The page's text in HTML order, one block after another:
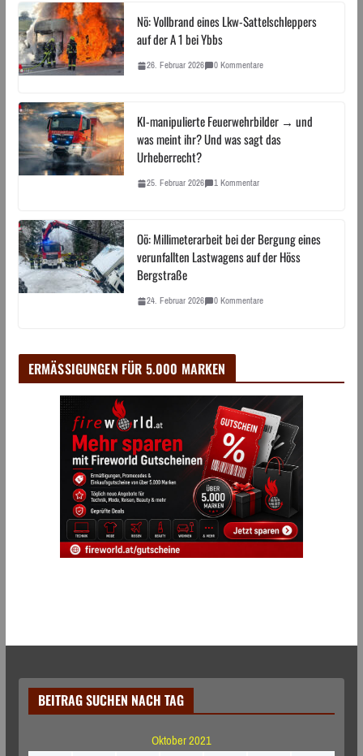
Nö: Vollbrand eines Lkw-Sattelschleppers
auf der A 1 bei Ybbs
26. Februar 2026 0 Kommentare
KI-manipulierte Feuerwehrbilder → und
was meint ihr? Und was sagt das
Urheberrecht?
25. Februar 2026 1 Kommentar
Oö: Millimeterarbeit bei der Bergung eines
verunfallten Lastwagens auf der Höss
Bergstraße
24. Februar 2026 0 Kommentare
ERMÄSSIGUNGEN FÜR 5.000 MARKEN
BEITRAG SUCHEN NACH TAG
Oktober 2021